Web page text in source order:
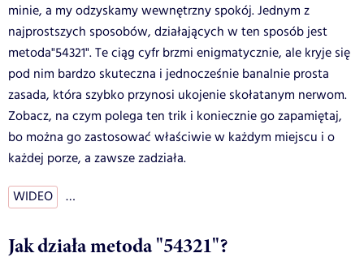
minie, a my odzyskamy wewnętrzny spokój. Jednym z
najprostszych sposobów, działających w ten sposób jest
metoda"54321". Te ciąg cyfr brzmi enigmatycznie, ale kryje się
pod nim bardzo skuteczna i jednocześnie banalnie prosta
zasada, która szybko przynosi ukojenie skołatanym nerwom.
Zobacz, na czym polega ten trik i koniecznie go zapamiętaj,
bo można go zastosować właściwie w każdym miejscu i o
każdej porze, a zawsze zadziała.
WIDEO …
Jak działa metoda "54321"?